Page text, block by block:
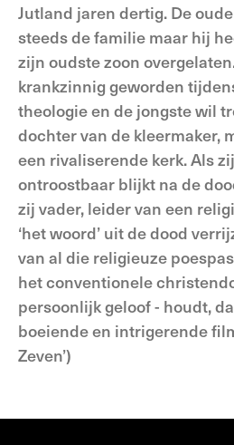
Jutland jaren dertig. De
steeds de familie maar hij
zijn oudste zoon
krankzinnig geworden
theologie en de jongste wil
dochter van de kleermaker,
een rivaliserende kerk. Als
ontroostbaar blijkt na de
zij vader, leider van een
‘het woord’ uit de dood
van al die religieuze
het conventionele
persoonlijk geloof - houdt,
boeiende en intrigerende
Zeven’)